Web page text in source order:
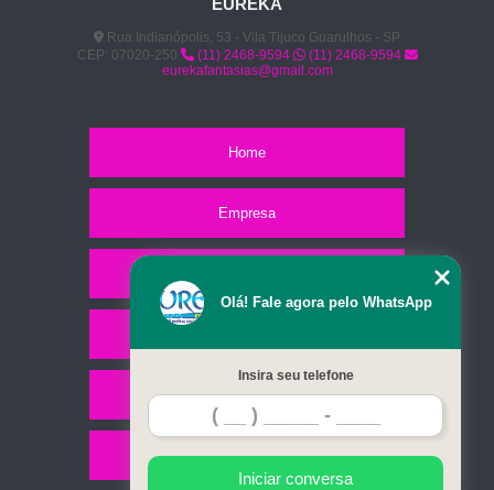
EUREKA
Rua Indianópolis, 53 - Vila Tijuco Guarulhos - SP
CEP: 07020-250
(11) 2468-9594
(11) 2468-9594
eurekafantasias@gmail.com
Home
Empresa
Contato
Mapa do site
Olá! Fale agora pelo WhatsApp
Insira seu telefone
Iniciar conversa